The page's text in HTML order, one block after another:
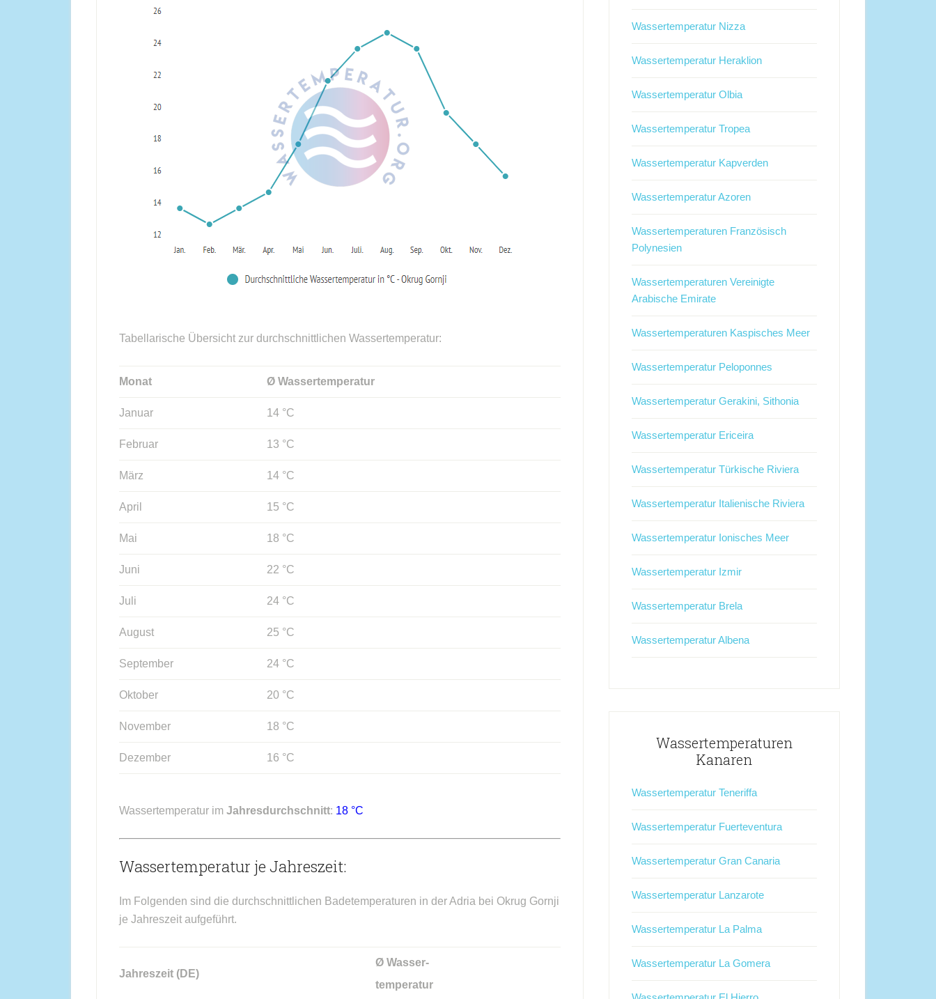
Tabellarische Übersicht zur durchschnittlichen Wassertemperatur:
Monat Ø Wassertemperatur
Januar 14 °C
Februar 13 °C
März 14 °C
April 15 °C
Mai 18 °C
Juni 22 °C
Juli 24 °C
August 25 °C
September 24 °C
Oktober 20 °C
November 18 °C
Dezember 16 °C
Wassertemperatur im Jahresdurchschnitt: 18 °C
Wassertemperatur je Jahreszeit:
Im Folgenden sind die durchschnittlichen Badetemperaturen in der Adria bei Okrug Gornji
je Jahreszeit aufgeführt.
Jahreszeit (DE)
Ø Wasser-
temperatur
Wassertemperatur Nizza
Wassertemperatur Heraklion
Wassertemperatur Olbia
Wassertemperatur Tropea
Wassertemperatur Kapverden
Wassertemperatur Azoren
Wassertemperaturen Französisch
Polynesien
Wassertemperaturen Vereinigte
Arabische Emirate
Wassertemperaturen Kaspisches Meer
Wassertemperatur Peloponnes
Wassertemperatur Gerakini, Sithonia
Wassertemperatur Ericeira
Wassertemperatur Türkische Riviera
Wassertemperatur Italienische Riviera
Wassertemperatur Ionisches Meer
Wassertemperatur Izmir
Wassertemperatur Brela
Wassertemperatur Albena
Wassertemperaturen
Kanaren
Wassertemperatur Teneriffa
Wassertemperatur Fuerteventura
Wassertemperatur Gran Canaria
Wassertemperatur Lanzarote
Wassertemperatur La Palma
Wassertemperatur La Gomera